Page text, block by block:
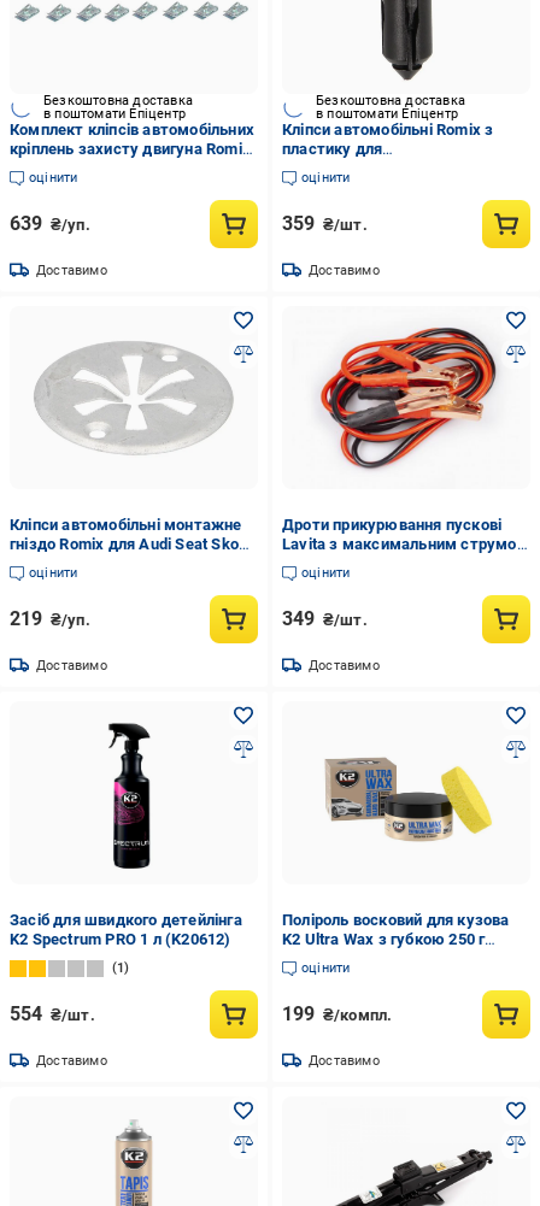
Безкоштовна доставка
в поштомати Епіцентр
Комплект кліпсів автомобільних
кріплень захисту двигуна Romix
для Renault (ROM90215)
оцінити
639 ₴/уп.
Доставимо
Безкоштовна доставка
в поштомати Епіцентр
Кліпси автомобільні Romix з
пластику для
Honda/Nissan/Subaru 10 шт.
(ROMB22089)
оцінити
359 ₴/шт.
Доставимо
Кліпси автомобільні монтажне
гніздо Romix для Audi Seat Skoda
VW металеве 10 шт.
(ROM70143Z)
оцінити
219 ₴/уп.
Доставимо
Дроти прикурювання пускові
Lavita з максимальним струмом
300A 12V для заряджання
акумулятора 3 м (LA 193300)
оцінити
349 ₴/шт.
Доставимо
Засіб для швидкого детейлінга
K2 Spectrum PRO 1 л (K20612)
1
554 ₴/шт.
Доставимо
Поліроль восковий для кузова
K2 Ultra Wax з губкою 250 г
(K20110)
оцінити
199 ₴/компл.
Доставимо